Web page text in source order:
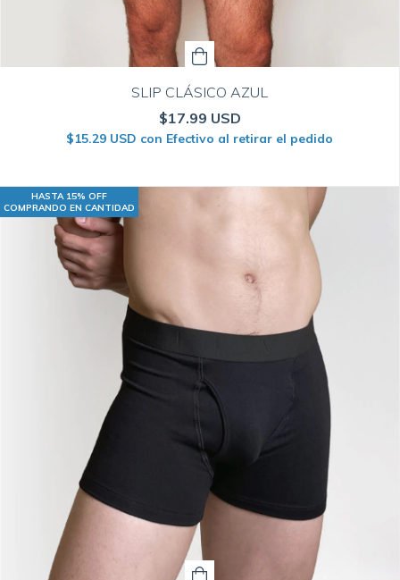
SLIP CLÁSICO AZUL
$17.99 USD
$15.29 USD con Efectivo al retirar el pedido
HASTA 15% OFF
COMPRANDO EN CANTIDAD